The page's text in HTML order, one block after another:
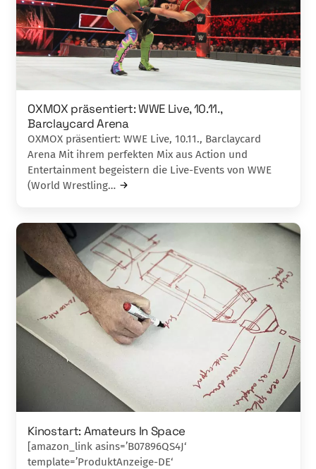
OXMOX präsentiert: WWE Live, 10.11.,
Barclaycard Arena
OXMOX präsentiert: WWE Live, 10.11., Barclaycard
Arena Mit ihrem perfekten Mix aus Action und
Entertainment begeistern die Live-Events von WWE
(World Wrestling…
Kinostart: Amateurs In Space
[amazon_link asins=’B07896QS4J‘
template=’ProduktAnzeige-DE‘